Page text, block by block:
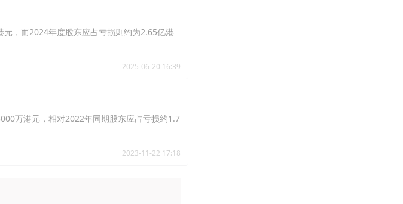
，而2024年度股东应占亏损则约为2.65亿港
2025-06-20 16:39
万港元，相对2022年同期股东应占亏损约1.7
2023-11-22 17:18